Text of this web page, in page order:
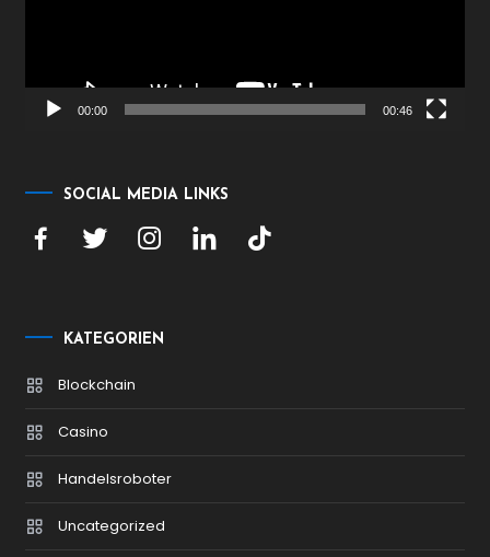
00:00 00:46
SOCIAL MEDIA LINKS
KATEGORIEN
Blockchain
Casino
Handelsroboter
Uncategorized